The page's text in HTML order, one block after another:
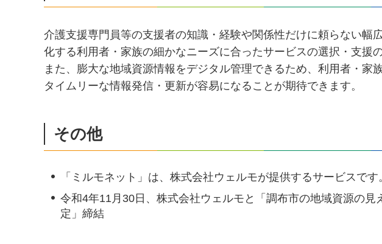
介護支援専門員等の支援者の知識・経験や関係性だけに頼らない幅
化する利用者・家族の細かなニーズに合ったサービスの選択・支援
また、膨大な地域資源情報をデジタル管理できるため、利用者・家
タイムリーな情報発信・更新が容易になることが期待できます。
その他
「ミルモネット」は、株式会社ウェルモが提供するサービスです
令和4年11月30日、株式会社ウェルモと「調布市の地域資源の
定」締結